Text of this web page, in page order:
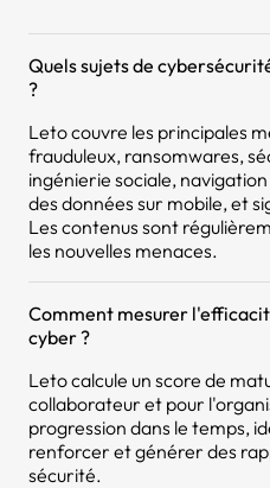
Quels sujets de
?
Leto couvre les principales
frauduleux, ransomwares,
ingénierie sociale,
des données sur mobile, et
Les contenus sont
les nouvelles menaces.
Comment mesurer
cyber ?
Leto calcule un score de
collaborateur et pour
progression dans le temps,
renforcer et générer des
sécurité.